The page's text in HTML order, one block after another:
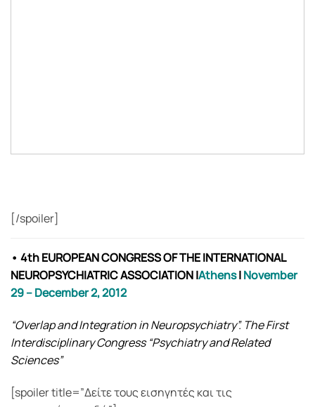
[/spoiler]
• 4th EUROPEAN CONGRESS OF THE INTERNATIONAL
NEUROPSYCHIATRIC ASSOCIATION|Athens|November
29 – December 2, 2012
“Overlap and Integration in Neuropsychiatry”. The First
Interdisciplinary Congress “Psychiatry and Related
Sciences”
[spoiler title=”Δείτε τους εισηγητές και τις